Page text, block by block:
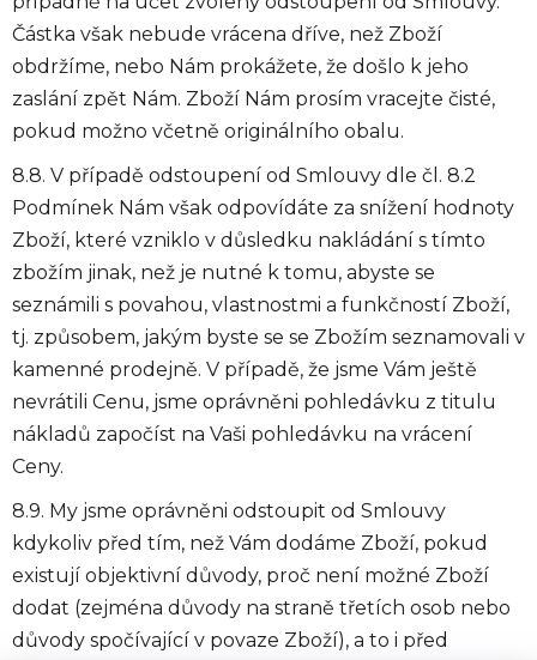
Částka však nebude vrácena dříve, než Zboží
obdržíme, nebo Nám prokážete, že došlo k jeho
zaslání zpět Nám. Zboží Nám prosím vracejte čisté,
pokud možno včetně originálního obalu.
8.8. V případě odstoupení od Smlouvy dle čl. 8.2
Podmínek Nám však odpovídáte za snížení hodnoty
Zboží, které vzniklo v důsledku nakládání s tímto
zbožím jinak, než je nutné k tomu, abyste se
seznámili s povahou, vlastnostmi a funkčností Zboží,
tj. způsobem, jakým byste se se Zbožím seznamovali v
kamenné prodejně. V případě, že jsme Vám ještě
nevrátili Cenu, jsme oprávněni pohledávku z titulu
nákladů započíst na Vaši pohledávku na vrácení
Ceny.
8.9. My jsme oprávněni odstoupit od Smlouvy
kdykoliv před tím, než Vám dodáme Zboží, pokud
existují objektivní důvody, proč není možné Zboží
dodat (zejména důvody na straně třetích osob nebo
důvody spočívající v povaze Zboží), a to i před